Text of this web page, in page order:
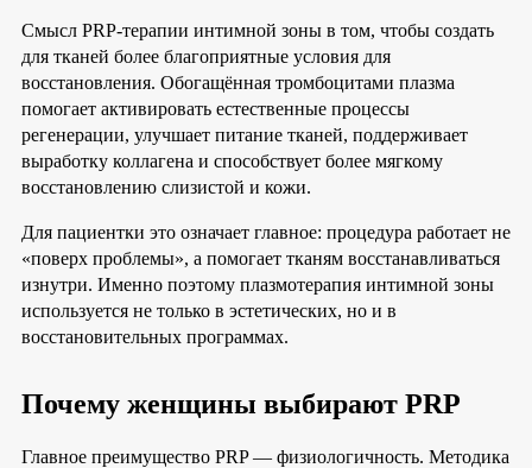
Смысл PRP-терапии интимной зоны в том, чтобы создать
для тканей более благоприятные условия для
восстановления. Обогащённая тромбоцитами плазма
помогает активировать естественные процессы
регенерации, улучшает питание тканей, поддерживает
выработку коллагена и способствует более мягкому
восстановлению слизистой и кожи.
Для пациентки это означает главное: процедура работает не
«поверх проблемы», а помогает тканям восстанавливаться
изнутри. Именно поэтому плазмотерапия интимной зоны
используется не только в эстетических, но и в
восстановительных программах.
Почему женщины выбирают PRP
Главное преимущество PRP — физиологичность. Методика